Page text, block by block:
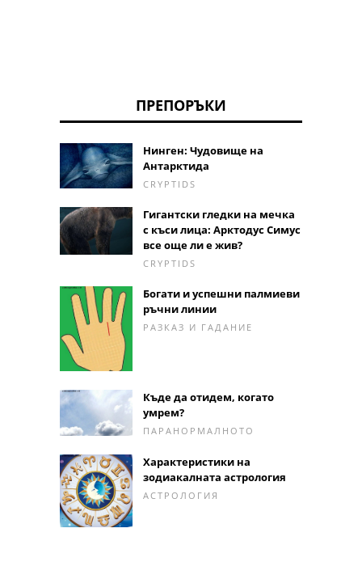
ПРЕПОРЪКИ
Нинген: Чудовище на
Антарктида
CRYPTIDS
Гигантски гледки на мечка
с къси лица: Арктодус Симус
все още ли е жив?
CRYPTIDS
Богати и успешни палмиеви
ръчни линии
РАЗКАЗ И ГАДАНИЕ
Къде да отидем, когато
умрем?
ПАРАНОРМАЛНОТО
Характеристики на
зодиакалната астрология
АСТРОЛОГИЯ